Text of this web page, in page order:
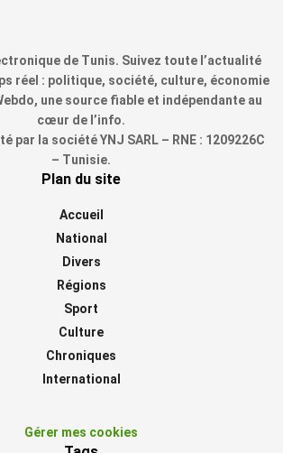
de Tunis. Suivez toute l’actualité
réel : politique, société, culture, économie
une source fiable et indépendante au
cœur de l’info.
par la société YNJ SARL – RNE : 1209226C
– Tunisie.
Plan du site
Accueil
National
Divers
Régions
Sport
Culture
Chroniques
International
Gérer mes cookies